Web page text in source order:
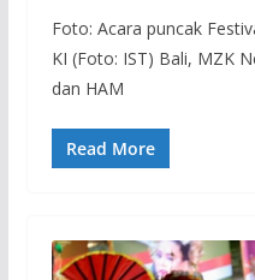
Foto: Acara puncak
KI (Foto: IST) Bali, MZK
dan HAM
Read More